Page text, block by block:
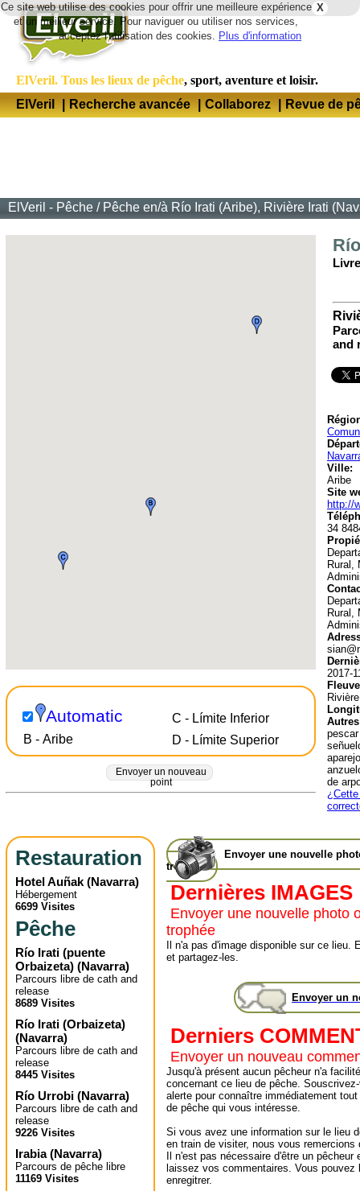
X
Ce site web utilise des cookies pour offrir une meilleure expérience
et un meilleur service. Pour naviguer ou utiliser nos services,
acceptez l'utilisation des cookies. Plus d'information
ElVeril. Tous les lieux de pêche, sport, aventure et loisir.
ElVeril
| Recherche avancée | Collaborez | Revue de
ElVeril - Pêche / Pêche en/à Río Irati (Aribe), Rivière Irati
Automatic
B - Aribe
C - Límite Inferior
D - Límite Superior
Envoyer un nouveau
point
and
Ville:
Aribe
Site
http://
34
Rural,
Rural,
2017-
de
Restauration
Hotel Auñak (Navarra)
Hébergement
6699 Visites
Pêche
Río Irati (puente
Orbaizeta) (Navarra)
Parcours libre de cath and
release
8689 Visites
Río Irati (Orbaizeta)
(Navarra)
Parcours libre de cath and
release
8445 Visites
Río Urrobi (Navarra)
Parcours libre de cath and
release
9226 Visites
Irabia(Navarra)
Parcours de pêche libre
11169 Visites
Envoyer une nouvelle
trophée
Dernières IMAGES
Envoyer une nouvelle photo
trophée
Il n'a pas d'image disponible sur ce lieu.
et partagez-les.
Envoyer un
Derniers
Envoyer un nouveau
Jusqu'à présent aucun pêcheur n'a
concernant ce lieu de pêche.
alerte pour connaître immédiatement
de pêche qui vous intéresse.
Si vous avez une information sur le lieu
en train de visiter, nous vous remercions
Il n'est pas nécessaire d'être un pêcheur
laissez vos commentaires. Vous pouvez
enregitrer.